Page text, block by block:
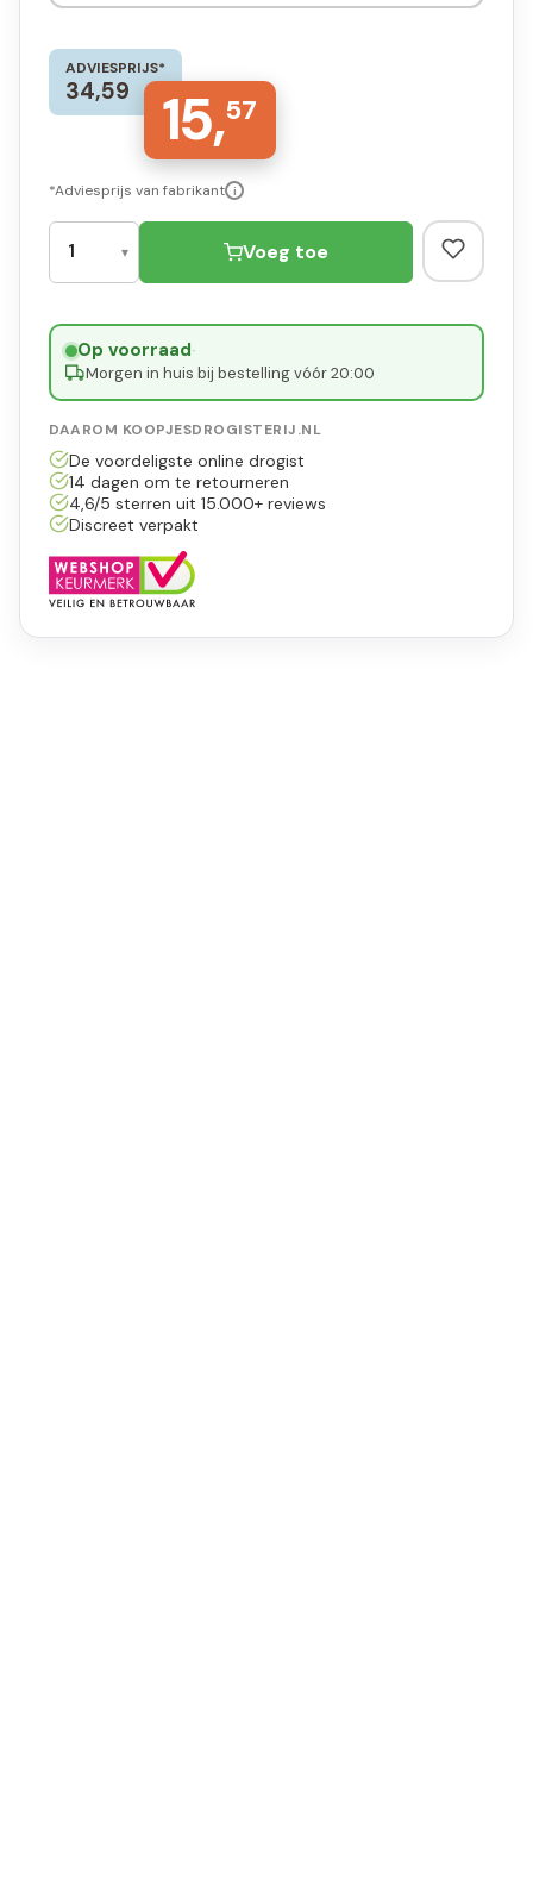
ADVIESPRIJS*
34,59 15,57
*Adviesprijs van fabrikant i
Voeg toe
Op voorraad·
Morgen in huis bij bestelling vóór 20:00
DAAROM KOOPJESDROGISTERIJ.NL
De voordeligste online drogist
14 dagen om te retourneren
4,6/5 sterren uit 15.000+ reviews
Discreet verpakt